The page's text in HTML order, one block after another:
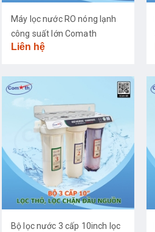
Máy lọc nước RO nóng lạnh
công suất lớn Comath
CM2681-50
Liên hệ
Bộ lọc nước 3 cấp 10inch lọc